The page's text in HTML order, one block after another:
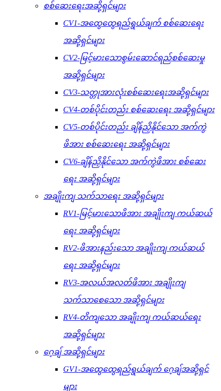
စစ်ဆေးရေးအဆို့ရှင်များ
CV1-အထွေထွေရည်ရွယ်ချက် စစ်ဆေးရေး
အဆို့ရှင်များ
CV2-မြင့်မားသောစွမ်းဆောင်ရည်စစ်ဆေးမှု
အဆို့ရှင်များ
CV3-သတ္တုအားလုံးစစ်ဆေးရေးအဆို့ရှင်များ
CV4-တစ်ပိုင်းတည်း စစ်ဆေးရေး အဆို့ရှင်များ
CV5-တစ်ပိုင်းတည်း ချိန်ညှိနိုင်သော အက်ကွဲ
ဖိအား စစ်ဆေးရေး အဆို့ရှင်များ
CV6-ချိန်ညှိနိုင်သော အက်ကွဲဖိအား စစ်ဆေး
ရေး အဆို့ရှင်များ
အချိုးကျ သက်သာရေး အဆို့ရှင်များ
RV1-မြင့်မားသောဖိအား အချိုးကျ ကယ်ဆယ်
ရေး အဆို့ရှင်များ
RV2-ဖိအားနည်းသော အချိုးကျ ကယ်ဆယ်
ရေး အဆို့ရှင်များ
RV3-အလယ်အလတ်ဖိအား အချိုးကျ
သက်သာစေသော အဆို့ရှင်များ
RV4-တိကျသော အချိုးကျ ကယ်ဆယ်ရေး
အဆို့ရှင်များ
ဂေ့ချ် အဆို့ရှင်များ
GV1-အထွေထွေရည်ရွယ်ချက် ဂေ့ချ်အဆို့ရှင်
များ